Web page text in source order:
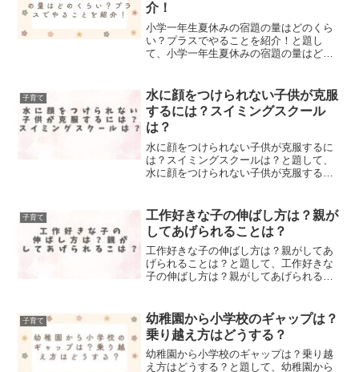
介！
小学一年生夏休みの宿題の量はどのくら
い？プラスでやることを紹介！と題し
て、小学一年生夏休みの宿題の量はどの
子育て
水に顔をつけられない子供が克服
するには？スイミングスクール
は？
水に顔をつけられない子供が克服するに
は？スイミングスクールは？と題して、
水に顔をつけられない子供が克服するに
子育て
工作好きな子の伸ばし方は？親が
してあげられることは？
工作好きな子の伸ばし方は？親がしてあ
げられることは？と題して、工作好きな
子の伸ばし方は？親がしてあげられるこ
子育て
幼稚園から小学校のギャップは？
乗り越え方はどうする？
幼稚園から小学校のギャップは？乗り越
え方はどうする？と題して、幼稚園から